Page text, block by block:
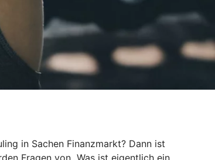
in Sachen Finanzmarkt? Dann ist
Fragen von „Was ist eigentlich ein